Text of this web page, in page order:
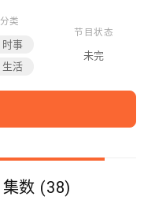
分类
时事
生活
节目状态
未完
集数 (38)